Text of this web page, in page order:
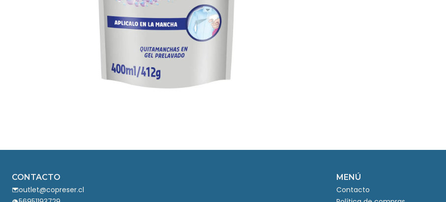
CONTACTO
outlet@copreser.cl
MENÚ
Contacto